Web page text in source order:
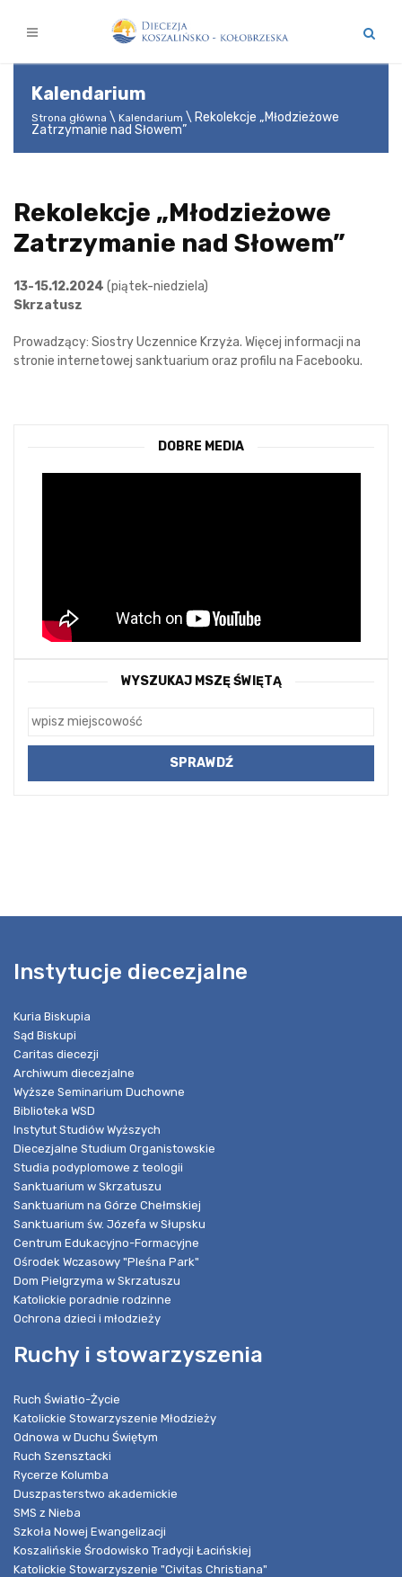
Kalendarium
Strona główna Kalendarium
Rekolekcje „Młodzieżowe
Zatrzymanie nad Słowem”
Rekolekcje „Młodzieżowe
Zatrzymanie nad Słowem”
13-15.12.2024 (piątek-niedziela)
Skrzatusz
Prowadzący: Siostry Uczennice Krzyża. Więcej informacji na
stronie internetowej sanktuarium oraz profilu na Facebooku.
DOBRE MEDIA
WYSZUKAJ MSZĘ ŚWIĘTĄ
Instytucje diecezjalne
Kuria Biskupia
Sąd Biskupi
Caritas diecezji
Archiwum diecezjalne
Wyższe Seminarium Duchowne
Biblioteka WSD
Instytut Studiów Wyższych
Diecezjalne Studium Organistowskie
Studia podyplomowe z teologii
Sanktuarium w Skrzatuszu
Sanktuarium na Górze Chełmskiej
Sanktuarium św. Józefa w Słupsku
Centrum Edukacyjno-Formacyjne
Ośrodek Wczasowy "Pleśna Park"
Dom Pielgrzyma w Skrzatuszu
Katolickie poradnie rodzinne
Ochrona dzieci i młodzieży
Ruchy i stowarzyszenia
Ruch Światło-Życie
Katolickie Stowarzyszenie Młodzieży
Odnowa w Duchu Świętym
Ruch Szensztacki
Rycerze Kolumba
Duszpasterstwo akademickie
SMS z Nieba
Szkoła Nowej Ewangelizacji
Koszalińskie Środowisko Tradycji Łacińskiej
Katolickie Stowarzyszenie "Civitas Christiana"